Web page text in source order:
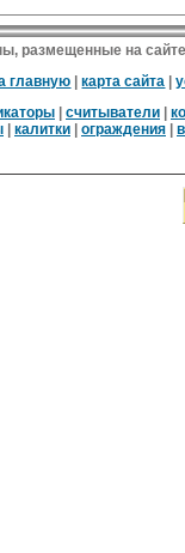
размещенные на
главную |карта сайта |
считыватели
калитки ограждения